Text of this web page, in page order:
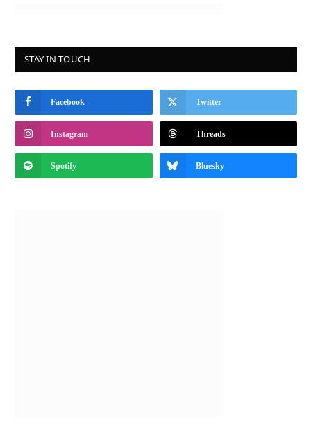
STAY IN TOUCH
Facebook Twitter
Instagram Threads
Spotify Bluesky